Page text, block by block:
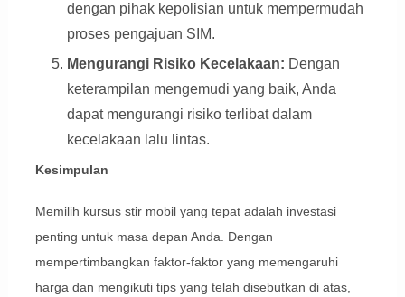
dengan pihak kepolisian untuk mempermudah
proses pengajuan SIM.
Mengurangi Risiko Kecelakaan: Dengan
keterampilan mengemudi yang baik, Anda
dapat mengurangi risiko terlibat dalam
kecelakaan lalu lintas.
Kesimpulan
Memilih kursus stir mobil yang tepat adalah investasi
penting untuk masa depan Anda. Dengan
mempertimbangkan faktor-faktor yang memengaruhi
harga dan mengikuti tips yang telah disebutkan di atas,